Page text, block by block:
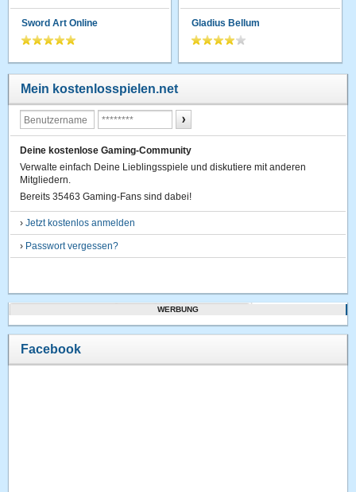
Sword Art Online Gladius Bellum
Mein kostenlosspielen.net
Deine kostenlose Gaming-Community
Verwalte einfach Deine Lieblingsspiele und diskutiere mit anderen
Mitgliedern.
Bereits 35463 Gaming-Fans sind dabei!
›Jetzt kostenlos anmelden
› Passwort vergessen?
WERBUNG
Facebook